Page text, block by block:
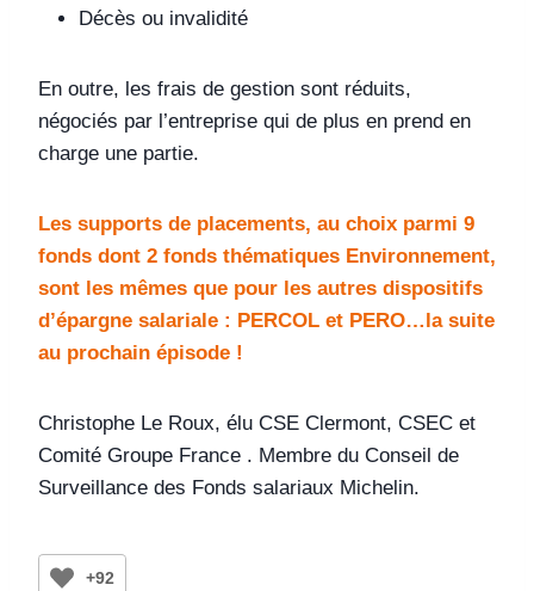
Décès ou invalidité
En outre, les frais de gestion sont réduits,
négociés par l’entreprise qui de plus en prend en
charge une partie.
Les supports de placements, au choix parmi 9
fonds dont 2 fonds thématiques Environnement,
sont les mêmes que pour les autres dispositifs
d’épargne salariale : PERCOL et PERO…la suite
au prochain épisode !
Christophe Le Roux, élu CSE Clermont, CSEC et
Comité Groupe France . Membre du Conseil de
Surveillance des Fonds salariaux Michelin.
+92